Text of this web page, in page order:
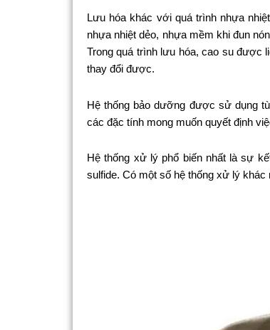
Lưu hóa khác với quá trình nhựa
nhựa nhiệt dẻo, nhựa mềm khi đun
Trong quá trình lưu hóa, cao su được
thay đổi được.
Hệ thống bảo dưỡng được sử dụng
các đặc tính mong muốn quyết định
Hệ thống xử lý phổ biến nhất là sự
sulfide. Có một số hệ thống xử lý khác